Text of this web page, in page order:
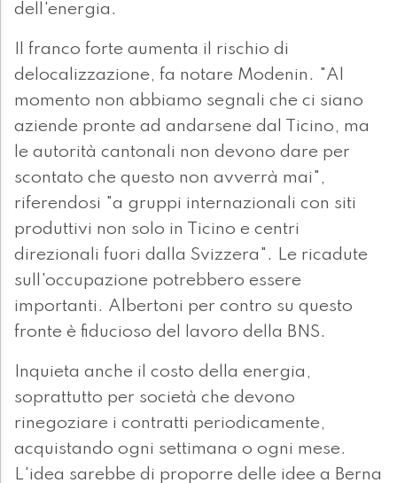
dell'energia.
Il franco forte aumenta il rischio di
delocalizzazione, fa notare Modenin. "Al
momento non abbiamo segnali che ci siano
aziende pronte ad andarsene dal Ticino, ma
le autorità cantonali non devono dare per
scontato che questo non avverrà mai",
riferendosi "a gruppi internazionali con siti
produttivi non solo in Ticino e centri
direzionali fuori dalla Svizzera". Le ricadute
sull'occupazione potrebbero essere
importanti. Albertoni per contro su questo
fronte è fiducioso del lavoro della BNS.
Inquieta anche il costo della energia,
soprattutto per società che devono
rinegoziare i contratti periodicamente,
acquistando ogni settimana o ogni mese.
L'idea sarebbe di proporre delle idee a Berna